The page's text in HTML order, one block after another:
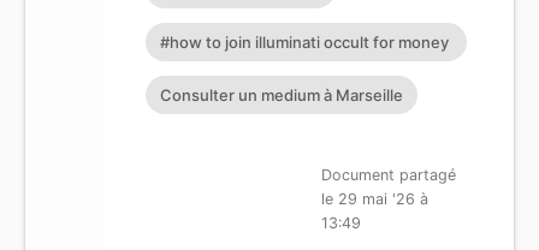
#how to join illuminati occult for money
ritual and protection
Consulter un medium à Marseille
Document partagé
le 29 mai '26 à
13:49